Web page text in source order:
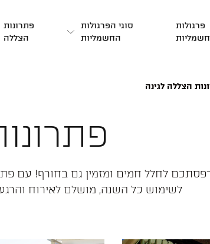
פרגולות
חשמליות
סוגי הפרגולות
החשמליות
פתרונות
הצללה
הצללה לגינה
לחלל חמים ומזמין גם בחורף! עם
לשימוש כל השנה, מושלם לאירוח